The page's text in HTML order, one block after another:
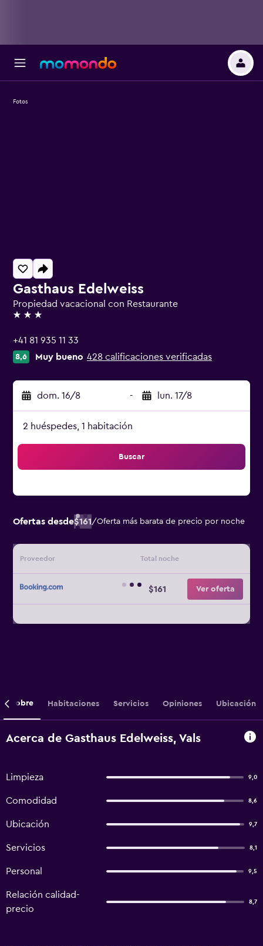
Gasthaus Edelweiss
Propiedad vacacional con Restaurante
3 estrellas
+41 81 935 11 33
8,6 Muy bueno 428 calificaciones verificadas
dom. 16/8 - lun. 17/8
2 huéspedes, 1 habitación
Buscar
Ofertas desde$161/Oferta más barata de precio por noche
Proveedor Total noche
$161 Ver oferta
Fotos
Sobre Habitaciones Servicios Opiniones Ubicación
Acerca de Gasthaus Edelweiss, Vals
Limpieza 9,0
Comodidad 8,6
Ubicación 9,7
Servicios 8,1
Personal 9,5
Relación calidad-
precio
8,7